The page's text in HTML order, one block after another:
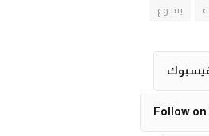
يسوع
Follow